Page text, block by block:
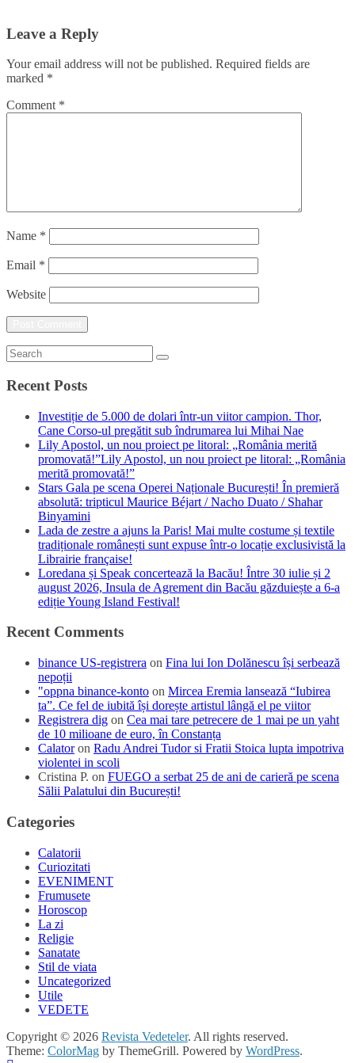
Leave a Reply
Your email address will not be published. Required fields are
marked *
Comment *
Name *
Email *
Website
Recent Posts
Investiție de 5.000 de dolari într-un viitor campion. Thor,
Cane Corso-ul pregătit sub îndrumarea lui Mihai Nae
Lily Apostol, un nou proiect pe litoral: „România merită
promovată!”Lily Apostol, un nou proiect pe litoral: „România
merită promovată!”
Stars Gala pe scena Operei Naționale București! În premieră
absolută: tripticul Maurice Béjart / Nacho Duato / Shahar
Binyamini
Lada de zestre a ajuns la Paris! Mai multe costume și textile
tradiționale românești sunt expuse într-o locație exclusivistă la
Librairie française!
Loredana și Speak concertează la Bacău! Între 30 iulie și 2
august 2026, Insula de Agrement din Bacău găzduiește a 6-a
ediție Young Island Festival!
Recent Comments
binance US-registrera on Fina lui Ion Dolănescu își serbează
nepoții
"oppna binance-konto on Mircea Eremia lansează “Iubirea
ta”. Ce fel de iubită își dorește artistul lângă el pe viitor
Registrera dig on Cea mai tare petrecere de 1 mai pe un yaht
de 10 milioane de euro, în Constanța
Calatoron Radu Andrei Tudor si Fratii Stoica lupta impotriva
violentei in scoli
Cristina P. on FUEGO a serbat 25 de ani de carieră pe scena
Sălii Palatului din București!
Categories
Calatorii
Curiozitati
EVENIMENT
Frumusete
Horoscop
La zi
Religie
Sanatate
Stil de viata
Uncategorized
Utile
VEDETE
Copyright © 2026 Revista Vedeteler. All rights reserved.
Theme: ColorMag by ThemeGrill. Powered by WordPress.